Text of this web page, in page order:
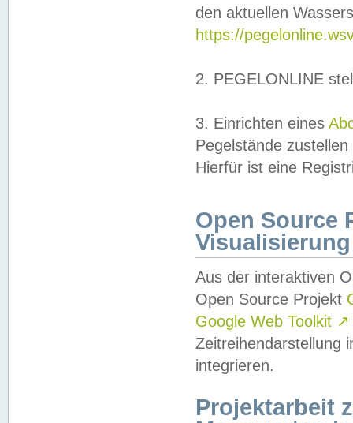
den aktuellen
https://
2. PEGELONLINE
3. Einrichten eines
Pegelstände
Hierfür ist eine
Open Source
Visualisierung
Aus der interaktiven
Open Source Projekt
Google Web Toolkit ↗
Zeitreihendarstellung
integrieren.
Projektarbeit